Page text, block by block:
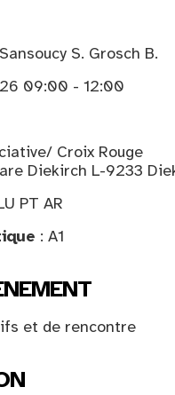
S. Grosch B.
09:00 - 12:00
Croix Rouge
Diekirch L-9233
PT AR
: A1
et de rencontre